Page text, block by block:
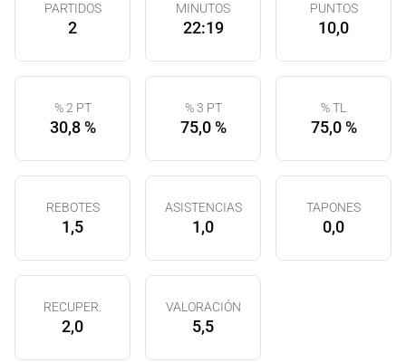
PARTIDOS
2
MINUTOS
22:19
PUNTOS
10,0
% 2 PT
30,8 %
% 3 PT
75,0 %
% TL
75,0 %
REBOTES
1,5
ASISTENCIAS
1,0
TAPONES
0,0
RECUPER.
2,0
VALORACIÓN
5,5